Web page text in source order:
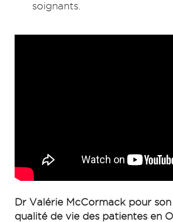
soignants.
Dr Valérie McCormack pour
qualité de vie des patientes en